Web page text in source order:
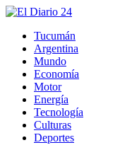
Tucumán
Argentina
Mundo
Economía
Motor
Energía
Tecnología
Culturas
Deportes